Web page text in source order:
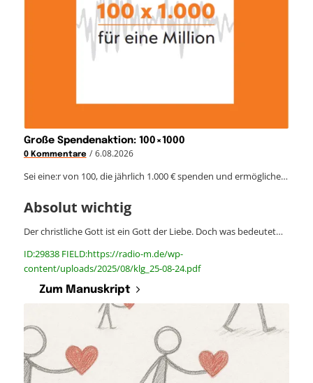
Große Spendenaktion: 100×1000
0 Kommentare / 6.08.2026
Sei eine:r von 100, die jährlich 1.000 € spenden und ermögliche…
Absolut wichtig
Der christliche Gott ist ein Gott der Liebe. Doch was bedeutet…
ID:29838 FIELD:https://radio-m.de/wp-
content/uploads/2025/08/klg_25-08-24.pdf
Zum Manuskript